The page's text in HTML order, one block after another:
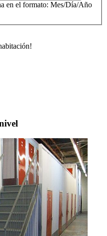
en el formato: Mes/Día/Año